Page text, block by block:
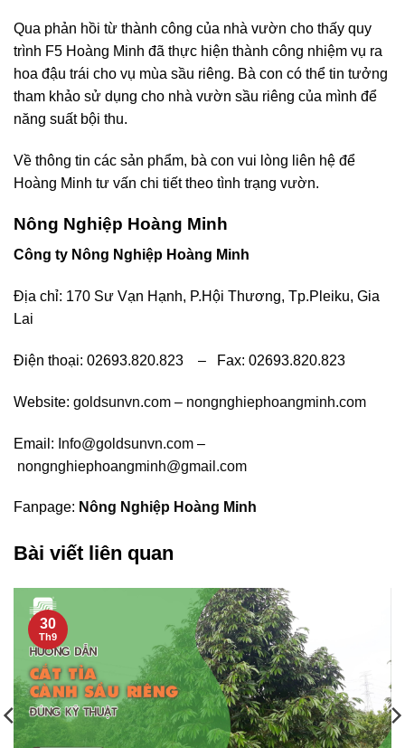
Qua phản hồi từ thành công của nhà vườn cho thấy quy
trình F5 Hoàng Minh đã thực hiện thành công nhiệm vụ ra
hoa đậu trái cho vụ mùa sầu riêng. Bà con có thể tin tưởng
tham khảo sử dụng cho nhà vườn sầu riêng của mình để
năng suất bội thu.
Về thông tin các sản phẩm, bà con vui lòng liên hệ để
Hoàng Minh tư vấn chi tiết theo tình trạng vườn.
Nông Nghiệp Hoàng Minh
Công ty Nông Nghiệp Hoàng Minh
Địa chỉ: 170 Sư Vạn Hạnh, P.Hội Thương, Tp.Pleiku, Gia
Lai
Điện thoại: 02693.820.823 – Fax: 02693.820.823
Website: goldsunvn.com – nongnghiephoangminh.com
Email: Info@goldsunvn.com –
nongnghiephoangminh@gmail.com
Fanpage: Nông Nghiệp Hoàng Minh
Bài viết liên quan
30
Th9